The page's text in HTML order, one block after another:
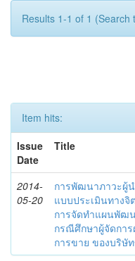
Results 1-1 of 1 (Search
Item hits:
Issue
Date
Title
2014-
05-20
การพัฒนาภาวะผู้
แบบประเมินทางจิ
การจัดทำแผนพัฒ
กรณีศึกษาผู้จัดกา
การขาย ของบริษั